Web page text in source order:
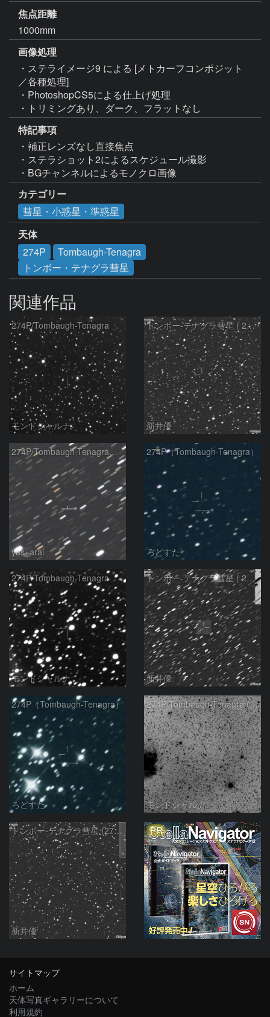
焦点距離
1000mm
画像処理
・ステライメージ9 による [メトカーフコンポジット
／各種処理]
・PhotoshopCS5による仕上げ処理
・トリミングあり、ダーク、フラットなし
特記事項
・補正レンズなし直接焦点
・ステラショット2によるスケジュール撮影
・BGチャンネルによるモノクロ画像
カテゴリー
彗星・小惑星・準惑星
天体
274P
Tombaugh-Tenagra
トンボー・テナグラ彗星
関連作品
274P/Tombaugh-Tenagra
モンドシャルナ
トンボー-テナグラ彗星 ( 274P )：2021/12/07
新井優
274P/Tombaugh-Tenagra彗星
yas_arai
274P（Tombaugh-Tenagra）
ろどすた
274P/Tombaugh-Tenagra
モンドシャルナ
トンボー-テナグラ彗星 ( 274P )：2021/12/04
新井優
274P（Tombaugh-Tenagra）
ろどすた
274P/Tombaugh-Tenagra (unconfirmed) and NGC2174
モンドシャルナ
トンボー-テナグラ彗星 (274P)：2021/11/05
新井優
PR
サイトマップ
ホーム
天体写真ギャラリーについて
利用規約